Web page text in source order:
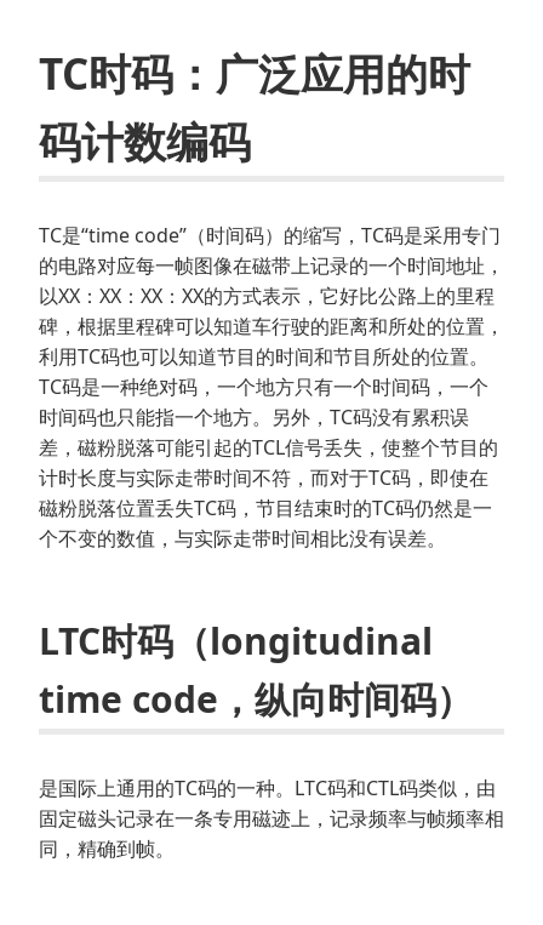
TC时码：广泛应用的时
码计数编码
TC是“time code”（时间码）的缩写，TC码是采用专门
的电路对应每一帧图像在磁带上记录的一个时间地址，
以XX：XX：XX：XX的方式表示，它好比公路上的里程
碑，根据里程碑可以知道车行驶的距离和所处的位置，
利用TC码也可以知道节目的时间和节目所处的位置。
TC码是一种绝对码，一个地方只有一个时间码，一个
时间码也只能指一个地方。另外，TC码没有累积误
差，磁粉脱落可能引起的TCL信号丢失，使整个节目的
计时长度与实际走带时间不符，而对于TC码，即使在
磁粉脱落位置丢失TC码，节目结束时的TC码仍然是一
个不变的数值，与实际走带时间相比没有误差。
LTC时码（longitudinal
time code，纵向时间码）
是国际上通用的TC码的一种。LTC码和CTL码类似，由
固定磁头记录在一条专用磁迹上，记录频率与帧频率相
同，精确到帧。